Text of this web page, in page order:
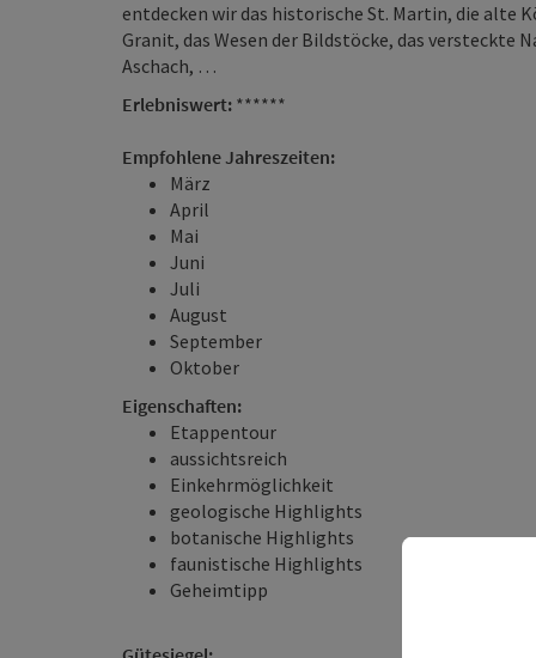
entdecken wir das historische St. Martin, die alte
Granit, das Wesen der Bildstöcke, das versteckte
Aschach, …
Erlebniswert: ******
Empfohlene Jahreszeiten:
März
April
Mai
Juni
Juli
August
September
Oktober
Eigenschaften:
Etappentour
aussichtsreich
Einkehrmöglichkeit
geologische Highlights
botanische Highlights
faunistische Highlights
Geheimtipp